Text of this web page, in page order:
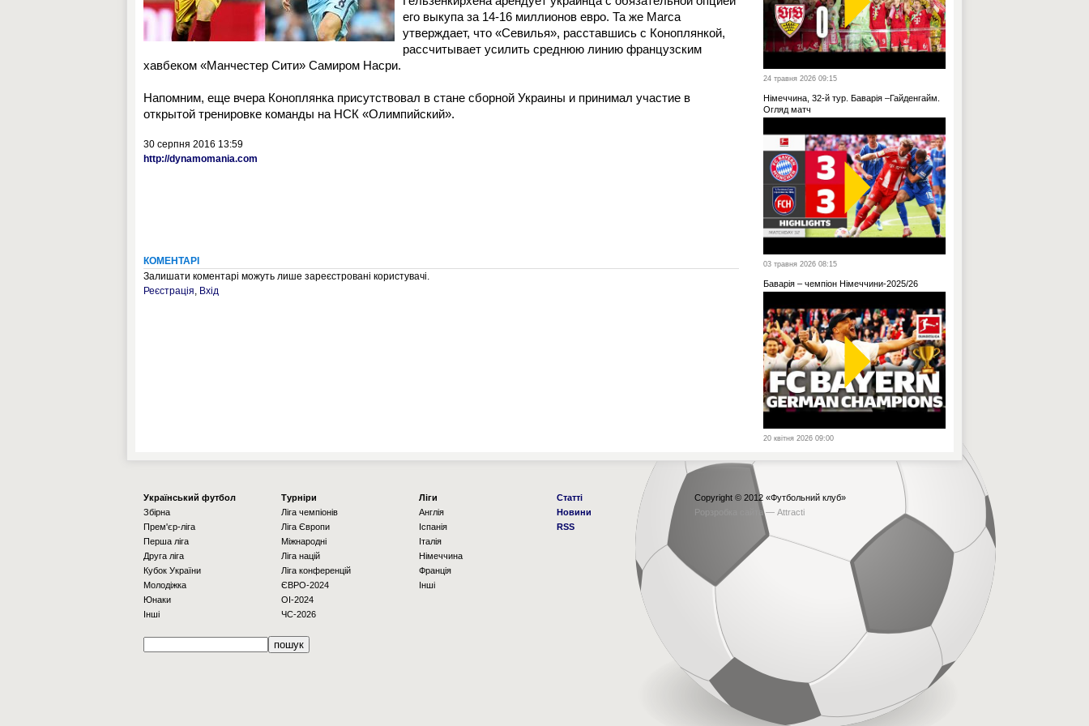
его выкупа за 14-16 миллионов евро. Та же Marсa
утверждает, что «Севилья», расставшись с Коноплянкой,
рассчитывает усилить среднюю линию французским
хавбеком «Манчестер Сити» Самиром Насри.
Напомним, еще вчера Коноплянка присутствовал в стане сборной Украины и принимал участие в
открытой тренировке команды на НСК «Олимпийский».
30 серпня 2016 13:59
http://dynamomania.com
КОМЕНТАРІ
Залишати коментарі можуть лише зареєстровані користувачі.
Реєстрація, Вхід
24 травня 2026 09:15
Німеччина, 32-й тур. Баварія –Гайденгайм.
Огляд матч
03 травня 2026 08:15
Баварія – чемпіон Німеччини-2025/26
20 квітня 2026 09:00
Українcький футбол
Збірна
Прем'єр-ліга
Перша ліга
Друга ліга
Кубок України
Молодіжка
Юнаки
Інші
Турніри
Ліга чемпіонів
Ліга Європи
Міжнародні
Ліга націй
Ліга конференцій
ЄВРО-2024
OI-2024
ЧС-2026
Ліги
Англія
Іспанія
Італія
Німеччина
Франція
Інші
Статті
Новини
RSS
Copyright © 2012 «Футбольний клуб»
Рорзробка сайта — Attracti